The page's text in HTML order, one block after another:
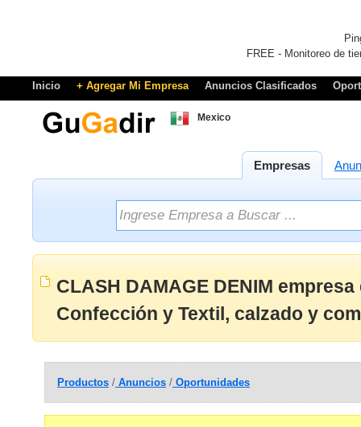
FREE - Monitoreo de
Inicio + Agregar Mi Empresa Anuncios Clasificados
Mexico
Empresas
CLASH DAMAGE DENIM
Confección y Textil, calzado y
Productos / Anuncios / Oportunidades